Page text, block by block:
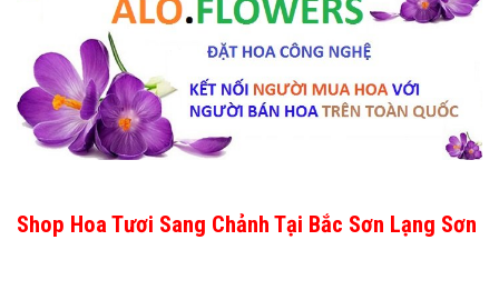
Shop Hoa Tươi Sang Chảnh Tại Bắc Sơn Lạng Sơn